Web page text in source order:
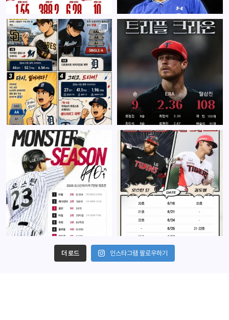
더 로드 인스타그램 팔로우하기